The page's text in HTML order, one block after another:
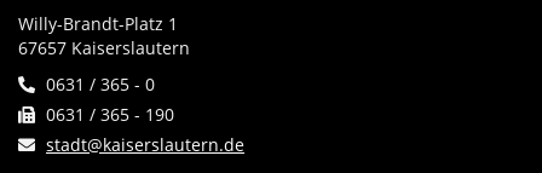
Willy-Brandt-Platz 1
67657 Kaiserslautern
0631 / 365 - 0
0631 / 365 - 190
stadt@kaiserslautern.de